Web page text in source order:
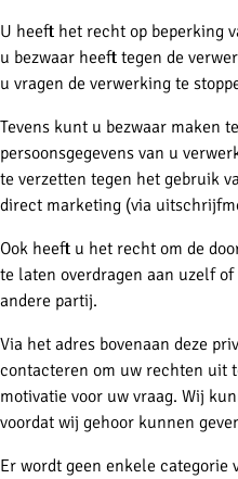
U heeft het recht op beperking
u bezwaar heeft tegen de
u vragen de verwerking te
Tevens kunt u bezwaar maken
persoonsgegevens van u
te verzetten tegen het gebruik
direct marketing (via
Ook heeft u het recht om de
te laten overdragen aan uzelf
andere partij.
Via het adres bovenaan deze
contacteren om uw rechten uit
motivatie voor uw vraag. Wij
voordat wij gehoor kunnen
Er wordt geen enkele categorie